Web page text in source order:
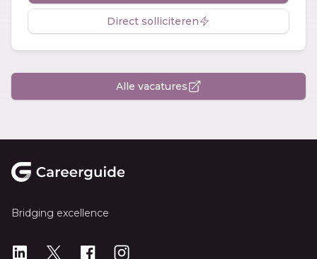
Direct solliciteren
Alle vacatures
Bridging excellence
LinkedIn
X Instagram